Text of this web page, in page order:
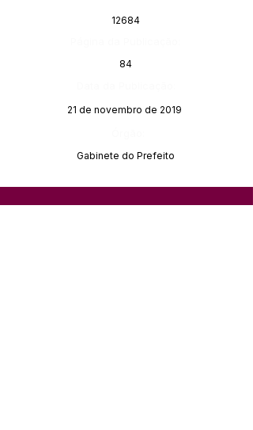
12684
84
21 de novembro de 2019
Gabinete do Prefeito